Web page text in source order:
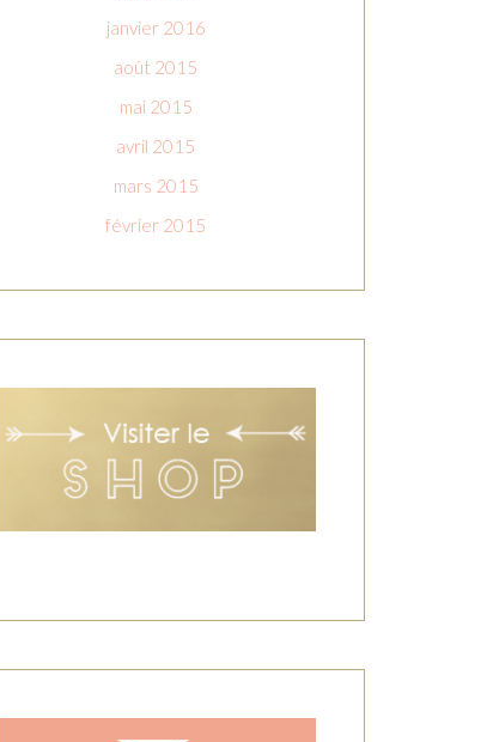
janvier 2016
août 2015
mai 2015
avril 2015
mars 2015
février 2015